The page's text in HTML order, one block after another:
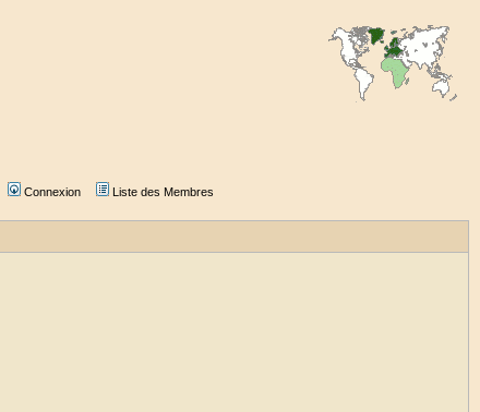
Connexion Liste des Membres